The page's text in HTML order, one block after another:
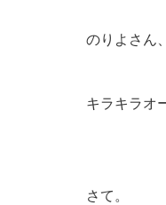
のりよさん
キラキラオ
さて。